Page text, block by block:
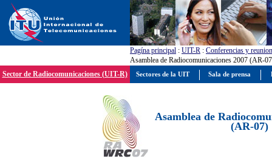
Pagína principal : UIT-R : Conferencias y
Asamblea de Radiocomunicaciones 2007 (AR-
Sector de Radiocomunicaciones (UIT-R)
Asamblea de
(AR-07)
Sectores de la UIT Sala de prensa